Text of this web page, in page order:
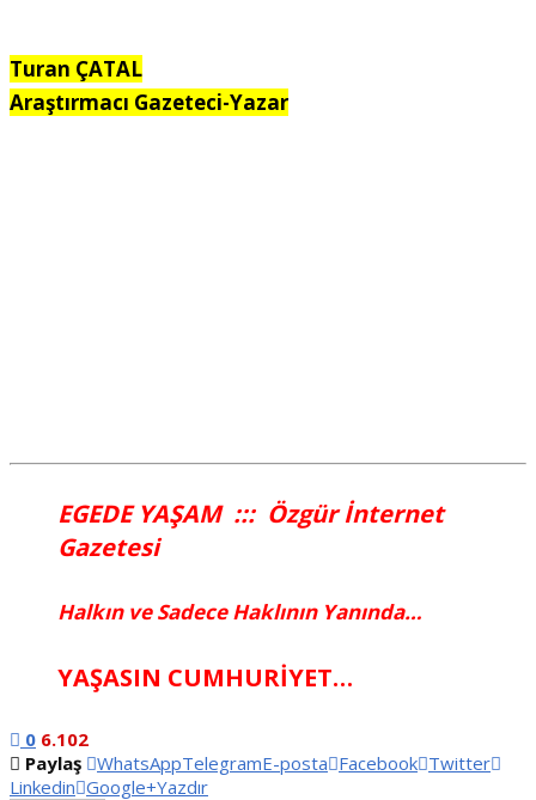
Turan ÇATAL
Araştırmacı Gazeteci-Yazar
EGEDE YAŞAM ::: Özgür İnternet
Gazetesi
Halkın ve Sadece Haklının Yanında…
YAŞASIN CUMHURİYET…
0 6.102
Paylaş
WhatsAppTelegramE-posta Facebook Twitter
Linkedin Google+Yazdır